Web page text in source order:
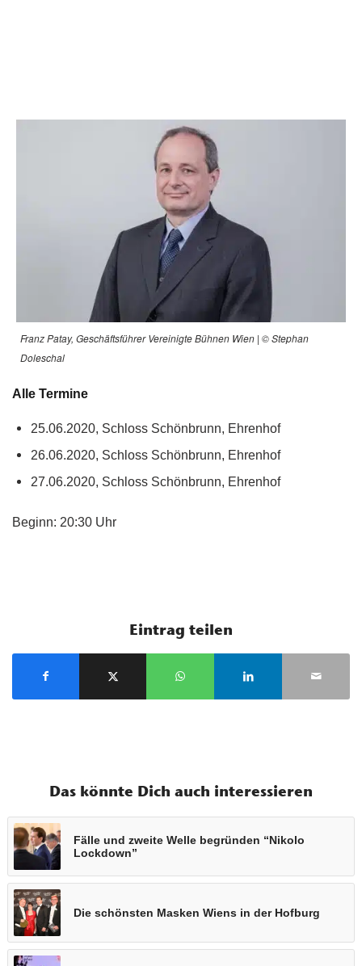
Franz Patay, Geschäftsführer Vereinigte Bühnen Wien | © Stephan
Doleschal
Alle Termine
25.06.2020, Schloss Schönbrunn, Ehrenhof
26.06.2020, Schloss Schönbrunn, Ehrenhof
27.06.2020, Schloss Schönbrunn, Ehrenhof
Beginn: 20:30 Uhr
Eintrag teilen
Das könnte Dich auch interessieren
Fälle und zweite Welle begründen “Nikolo
Lockdown”
Die schönsten Masken Wiens in der Hofburg